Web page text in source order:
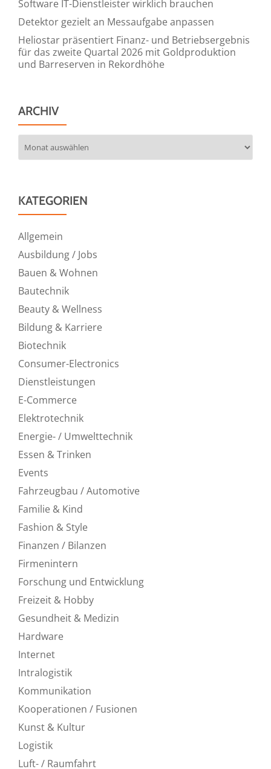
Software IT-Dienstleister wirklich brauchen
Detektor gezielt an Messaufgabe anpassen
Heliostar präsentiert Finanz- und Betriebsergebnis
für das zweite Quartal 2026 mit Goldproduktion
und Barreserven in Rekordhöhe
ARCHIV
KATEGORIEN
Allgemein
Ausbildung / Jobs
Bauen & Wohnen
Bautechnik
Beauty & Wellness
Bildung & Karriere
Biotechnik
Consumer-Electronics
Dienstleistungen
E-Commerce
Elektrotechnik
Energie- / Umwelttechnik
Essen & Trinken
Events
Fahrzeugbau / Automotive
Familie & Kind
Fashion & Style
Finanzen / Bilanzen
Firmenintern
Forschung und Entwicklung
Freizeit & Hobby
Gesundheit & Medizin
Hardware
Internet
Intralogistik
Kommunikation
Kooperationen / Fusionen
Kunst & Kultur
Logistik
Luft- / Raumfahrt